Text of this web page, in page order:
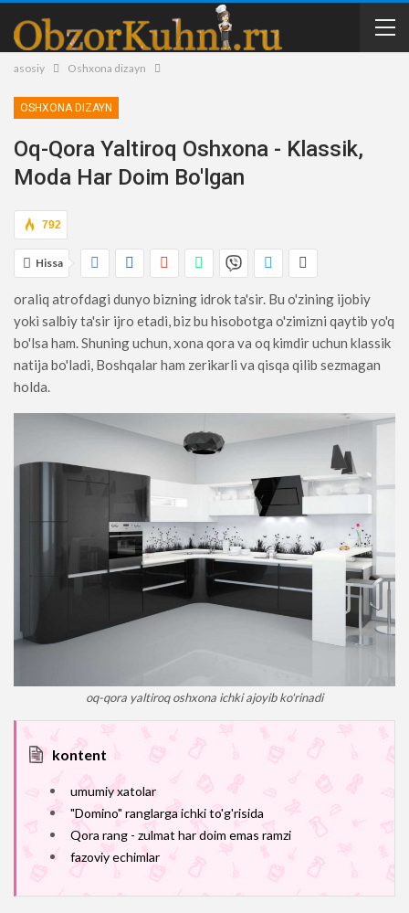
asosiy Oshxona dizayn
OSHXONA DIZAYN
Oq-Qora Yaltiroq Oshxona - Klassik,
Moda Har Doim Bo'lgan
792
Hissa
oraliq atrofdagi dunyo bizning idrok ta'sir. Bu o'zining ijobiy
yoki salbiy ta'sir ijro etadi, biz bu hisobotga o'zimizni qaytib yo'q
bo'lsa ham. Shuning uchun, xona qora va oq kimdir uchun klassik
natija bo'ladi, Boshqalar ham zerikarli va qisqa qilib sezmagan
holda.
oq-qora yaltiroq oshxona ichki ajoyib ko'rinadi
kontent
umumiy xatolar
"Domino" ranglarga ichki to'g'risida
Qora rang - zulmat har doim emas ramzi
fazoviy echimlar